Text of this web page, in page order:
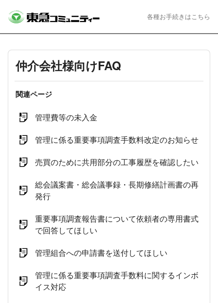
各種お手続きはこちら
仲介会社様向けFAQ
関連ページ
管理費等の未入金
管理に係る重要事項調査手数料改定のお知らせ
売買のために共用部分の工事履歴を確認したい
総会議案書・総会議事録・長期修繕計画書の再
発行
重要事項調査報告書について依頼者の専用書式
で回答してほしい
管理組合への申請書を送付してほしい
管理に係る重要事項調査手数料に関するインボ
イス対応